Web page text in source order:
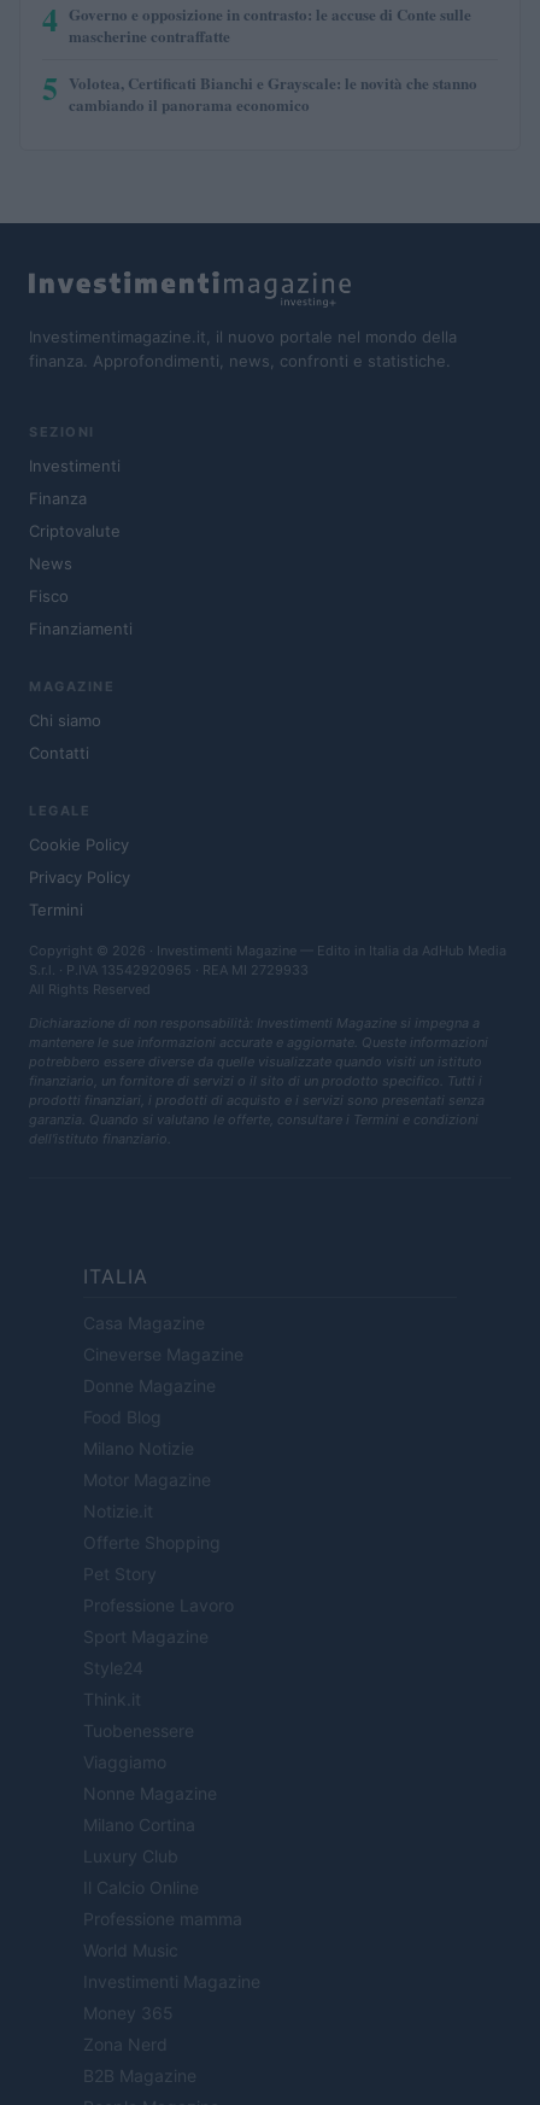
4 Governo e opposizione in contrasto: le accuse di Conte sulle
mascherine contraffatte
5 Volotea, Certificati Bianchi e Grayscale: le novità che stanno
cambiando il panorama economico
Investimentimagazine.it, il nuovo portale nel mondo della
finanza. Approfondimenti, news, confronti e statistiche.
SEZIONI
Investimenti
Finanza
Criptovalute
News
Fisco
Finanziamenti
MAGAZINE
Chi siamo
Contatti
LEGALE
Cookie Policy
Privacy Policy
Termini
Copyright © 2026 · Investimenti Magazine — Edito in Italia da AdHub Media
S.r.l. · P.IVA 13542920965 · REA MI 2729933
All Rights Reserved
Dichiarazione di non responsabilità: Investimenti Magazine si impegna a
mantenere le sue informazioni accurate e aggiornate. Queste informazioni
potrebbero essere diverse da quelle visualizzate quando visiti un istituto
finanziario, un fornitore di servizi o il sito di un prodotto specifico. Tutti i
prodotti finanziari, i prodotti di acquisto e i servizi sono presentati senza
garanzia. Quando si valutano le offerte, consultare i Termini e condizioni
dell'istituto finanziario.
ITALIA
Casa Magazine
Cineverse Magazine
Donne Magazine
Food Blog
Milano Notizie
Motor Magazine
Notizie.it
Offerte Shopping
Pet Story
Professione Lavoro
Sport Magazine
Style24
Think.it
Tuobenessere
Viaggiamo
Nonne Magazine
Milano Cortina
Luxury Club
Il Calcio Online
Professione mamma
World Music
Investimenti Magazine
Money 365
Zona Nerd
B2B Magazine